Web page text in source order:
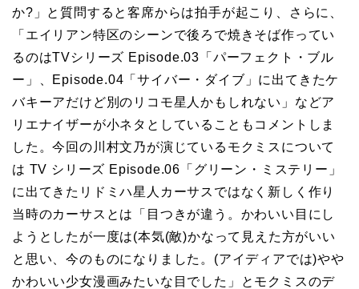
か?」と質問すると客席からは拍手が起こり、さらに、
「エイリアン特区のシーンで後ろで焼きそば作ってい
るのはTVシリーズ Episode.03「パーフェクト・ブル
ー」、Episode.04「サイバー・ダイブ」に出てきたケ
バキーアだけど別のリコモ星人かもしれない」などア
リエナイザーが小ネタとしていることもコメントしま
した。今回の川村文乃が演じているモクミスについて
は TV シリーズ Episode.06「グリーン・ミステリー」
に出てきたリドミハ星人カーサスではなく新しく作り
当時のカーサスとは「目つきが違う。かわいい目にし
ようとしたが一度は(本気(敵)かなって見えた方がいい
と思い、今のものになりました。(アイディアでは)やや
かわいい少女漫画みたいな目でした」とモクミスのデ